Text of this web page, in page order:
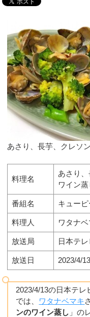
あさり、長芋、クレソ
料理名
あさり
ワイン蒸
番組名 キュー
料理人 ワタナ
放送局 日本テ
放送日 2023/4/
2023/4/13の日本テレ
では、 ワタナベマキ
ンのワイン蒸し 」の